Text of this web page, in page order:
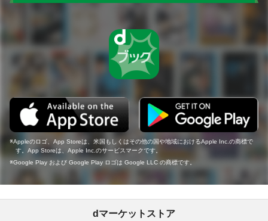
Appleのロゴ、App Storeは、米国もしくはその他の国や地域におけるApple Inc.の商標で
す。App Storeは、Apple Inc.のサービスマークです。
Google Play および Google Play ロゴは Google LLC の商標です。
dマーケットストア